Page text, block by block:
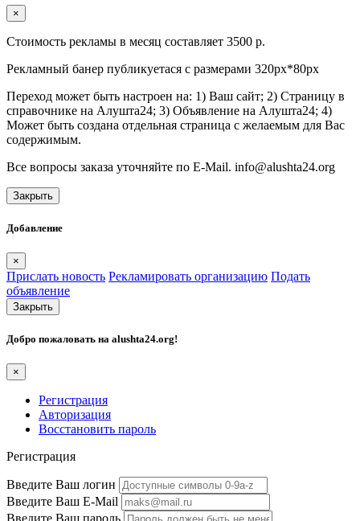
×
Стоимость рекламы в месяц составляет 3500 р.
Рекламный банер публикуетася с размерами 320px*80px
Переход может быть настроен на: 1) Ваш сайт; 2) Страницу в
справочнике на Алушта24; 3) Объявление на Алушта24; 4)
Может быть создана отдельная страница с желаемым для Вас
содержимым.
Все вопросы заказа уточняйте по E-Mail. info@alushta24.org
Закрыть
Добавление
×
Прислать новость Рекламировать организацию Подать
объявление
Закрыть
Добро пожаловать на alushta24.org!
×
Регистрация
Авторизация
Восстановить пароль
Регистрация
Введите Ваш логин
Введите Ваш E-Mail